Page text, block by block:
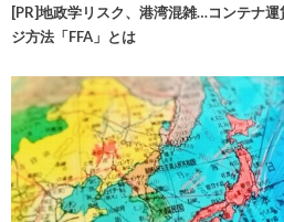
[PR]地政学リスク、港湾混雑…コンテナ
ジ方法「FFA」とは